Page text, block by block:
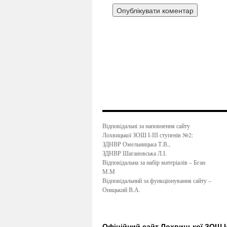
Відповідальні за наповнення сайту
Лохвицької ЗОШ І-ІІІ ступенів №2:
ЗДНВР Омельницька Т.В.,
ЗДНВР Шагановська Л.І.
Відповідальна за набір матеріалів – Бган
М.М
Відповідальний за функціонування сайту –
Онацький В.А.